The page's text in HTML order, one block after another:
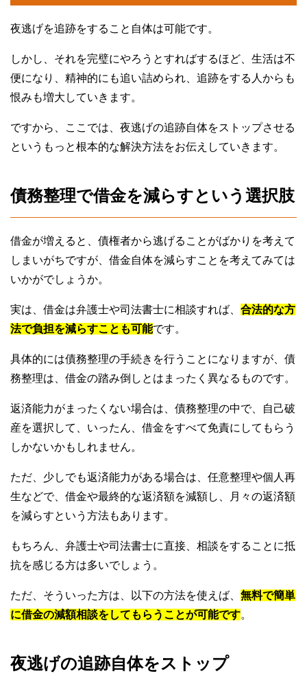
夜逃げを追跡をすること自体は可能です。
しかし、それを完璧にやろうとすればするほど、生活は不
便になり、精神的にも追い詰められ、追跡をする人からも
恨みも増大していきます。
ですから、ここでは、夜逃げの追跡自体をストップさせる
というもっと根本的な解決方法をお伝えしていきます。
債務整理で借金を減らすという選択肢
借金が増えると、債権者から逃げることがばかりを考えて
しまいがちですが、借金自体を減らすことを考えてみては
いかがでしょうか。
実は、借金は弁護士や司法書士に相談すれば、 合法的な方
法で負担を減らすことも可能です。
具体的には債務整理の手続きを行うことになりますが、債
務整理は、借金の踏み倒しとはまったく異なるものです。
返済能力がまったくない場合は、債務整理の中で、自己破
産を選択して、いったん、借金をすべて免責にしてもらう
しかないかもしれません。
ただ、少しでも返済能力がある場合は、任意整理や個人再
生などで、借金や最終的な返済額を減額し、月々の返済額
を減らすという方法もあります。
もちろん、弁護士や司法書士に直接、相談をすることに抵
抗を感じる方は多いでしょう。
ただ、そういった方は、以下の方法を使えば、 無料で簡単
に借金の減額相談をしてもらうことが可能です。
夜逃げの追跡自体をストップ